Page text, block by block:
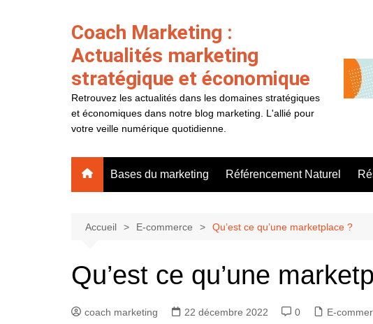
Coach Marketing :
Actualités marketing
stratégique et économique
Retrouvez les actualités dans les domaines stratégiques
et économiques dans notre blog marketing. L'allié pour
votre veille numérique quotidienne.
Bases du marketing Référencement Naturel
Accueil E-commerce Qu’est ce qu’une marketplace ?
Qu’est ce qu’une
coach marketing 22 décembre 2022 0 E-